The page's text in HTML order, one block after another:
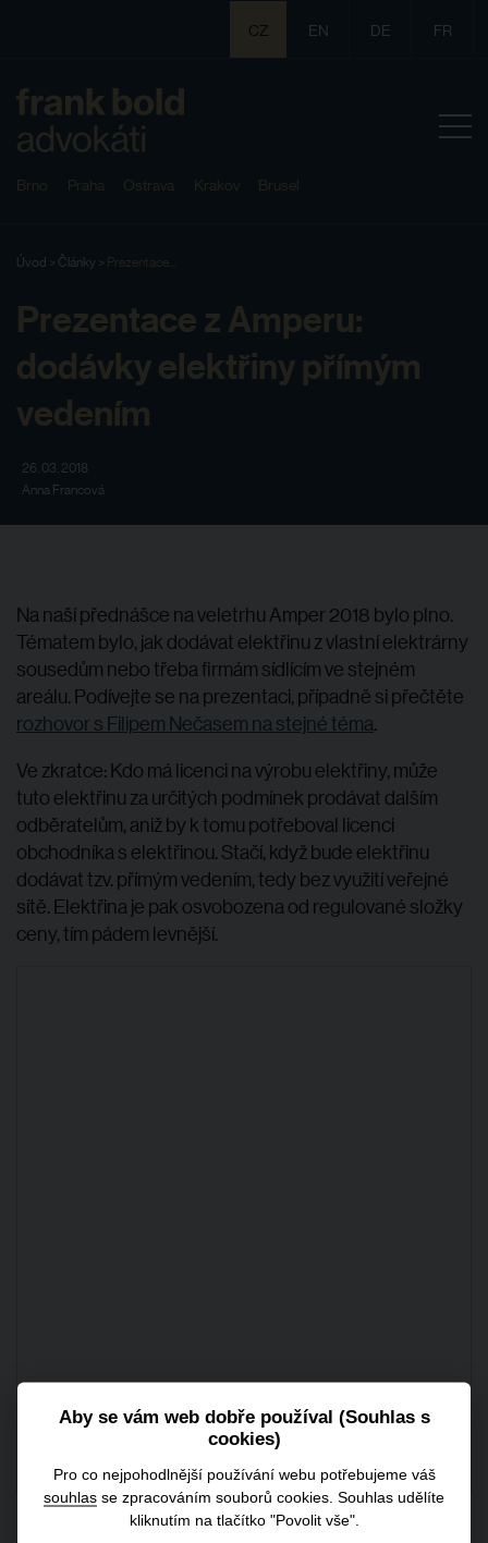
CZ EN DE FR
Brno Praha Ostrava Krakov Brusel
Úvod > Články > Prezentace...
Prezentace z Amperu:
dodávky elektřiny přímým
vedením
26. 03. 2018
Anna Francová
Na naší přednášce na veletrhu Amper 2018 bylo plno.
Tématem bylo, jak dodávat elektřinu z vlastní elektrárny
sousedům nebo třeba firmám sídlícím ve stejném
areálu. Podívejte se na prezentaci, případně si přečtěte
rozhovor s Filipem Nečasem na stejné téma.
Ve zkratce: Kdo má licenci na výrobu elektřiny, může
tuto elektřinu za určitých podmínek prodávat dalším
odběratelům, aniž by k tomu potřeboval licenci
obchodníka s elektřinou. Stačí, když bude elektřinu
dodávat tzv. přímým vedením, tedy bez využití veřejné
sítě. Elektřina je pak osvobozena od regulované složky
ceny, tím pádem levnější.
Aby se vám web dobře používal (Souhlas s
cookies)
Pro co nejpohodlnější používání webu potřebujeme váš
souhlas se zpracováním souborů cookies. Souhlas udělíte
kliknutím na tlačítko "Povolit vše".